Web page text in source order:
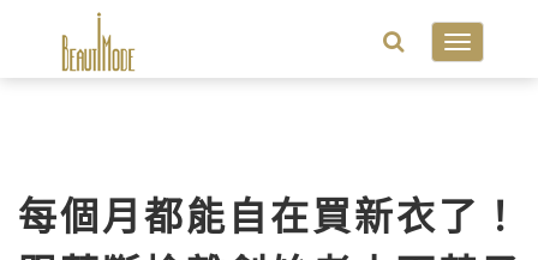
Toggle
每個月都能自在買新衣了！